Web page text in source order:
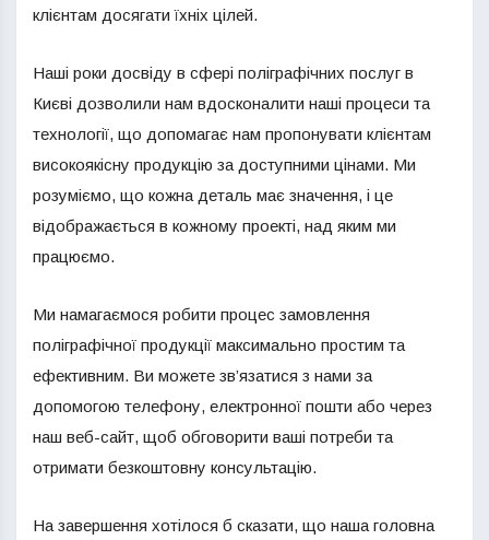
клієнтам досягати їхніх цілей.
Наші роки досвіду в сфері поліграфічних послуг в
Києві дозволили нам вдосконалити наші процеси та
технології, що допомагає нам пропонувати клієнтам
високоякісну продукцію за доступними цінами. Ми
розуміємо, що кожна деталь має значення, і це
відображається в кожному проекті, над яким ми
працюємо.
Ми намагаємося робити процес замовлення
поліграфічної продукції максимально простим та
ефективним. Ви можете зв’язатися з нами за
допомогою телефону, електронної пошти або через
наш веб-сайт, щоб обговорити ваші потреби та
отримати безкоштовну консультацію.
На завершення хотілося б сказати, що наша головна